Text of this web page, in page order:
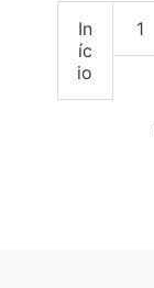
In
íc
io
1